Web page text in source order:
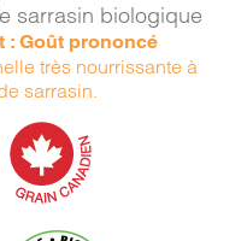
sarrasin biologique
: Goût prononcé
très nourrissante à
sarrasin.